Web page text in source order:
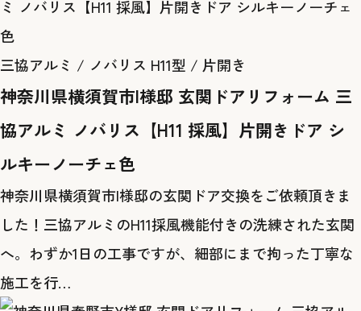
三協アルミ / ノバリス H11型 / 片開き
神奈川県横須賀市I様邸 玄関ドアリフォーム 三
協アルミ ノバリス【H11 採風】片開きドア シ
ルキーノーチェ色
神奈川県横須賀市I様邸の玄関ドア交換をご依頼頂きま
した！三協アルミのH11採風機能付きの洗練された玄関
へ。わずか1日の工事ですが、細部にまで拘った丁寧な
施工を行…